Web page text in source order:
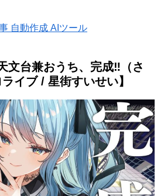
自動作成 AIツール
文台兼おうち、完成‼（さ
イブ / 星街すいせい】